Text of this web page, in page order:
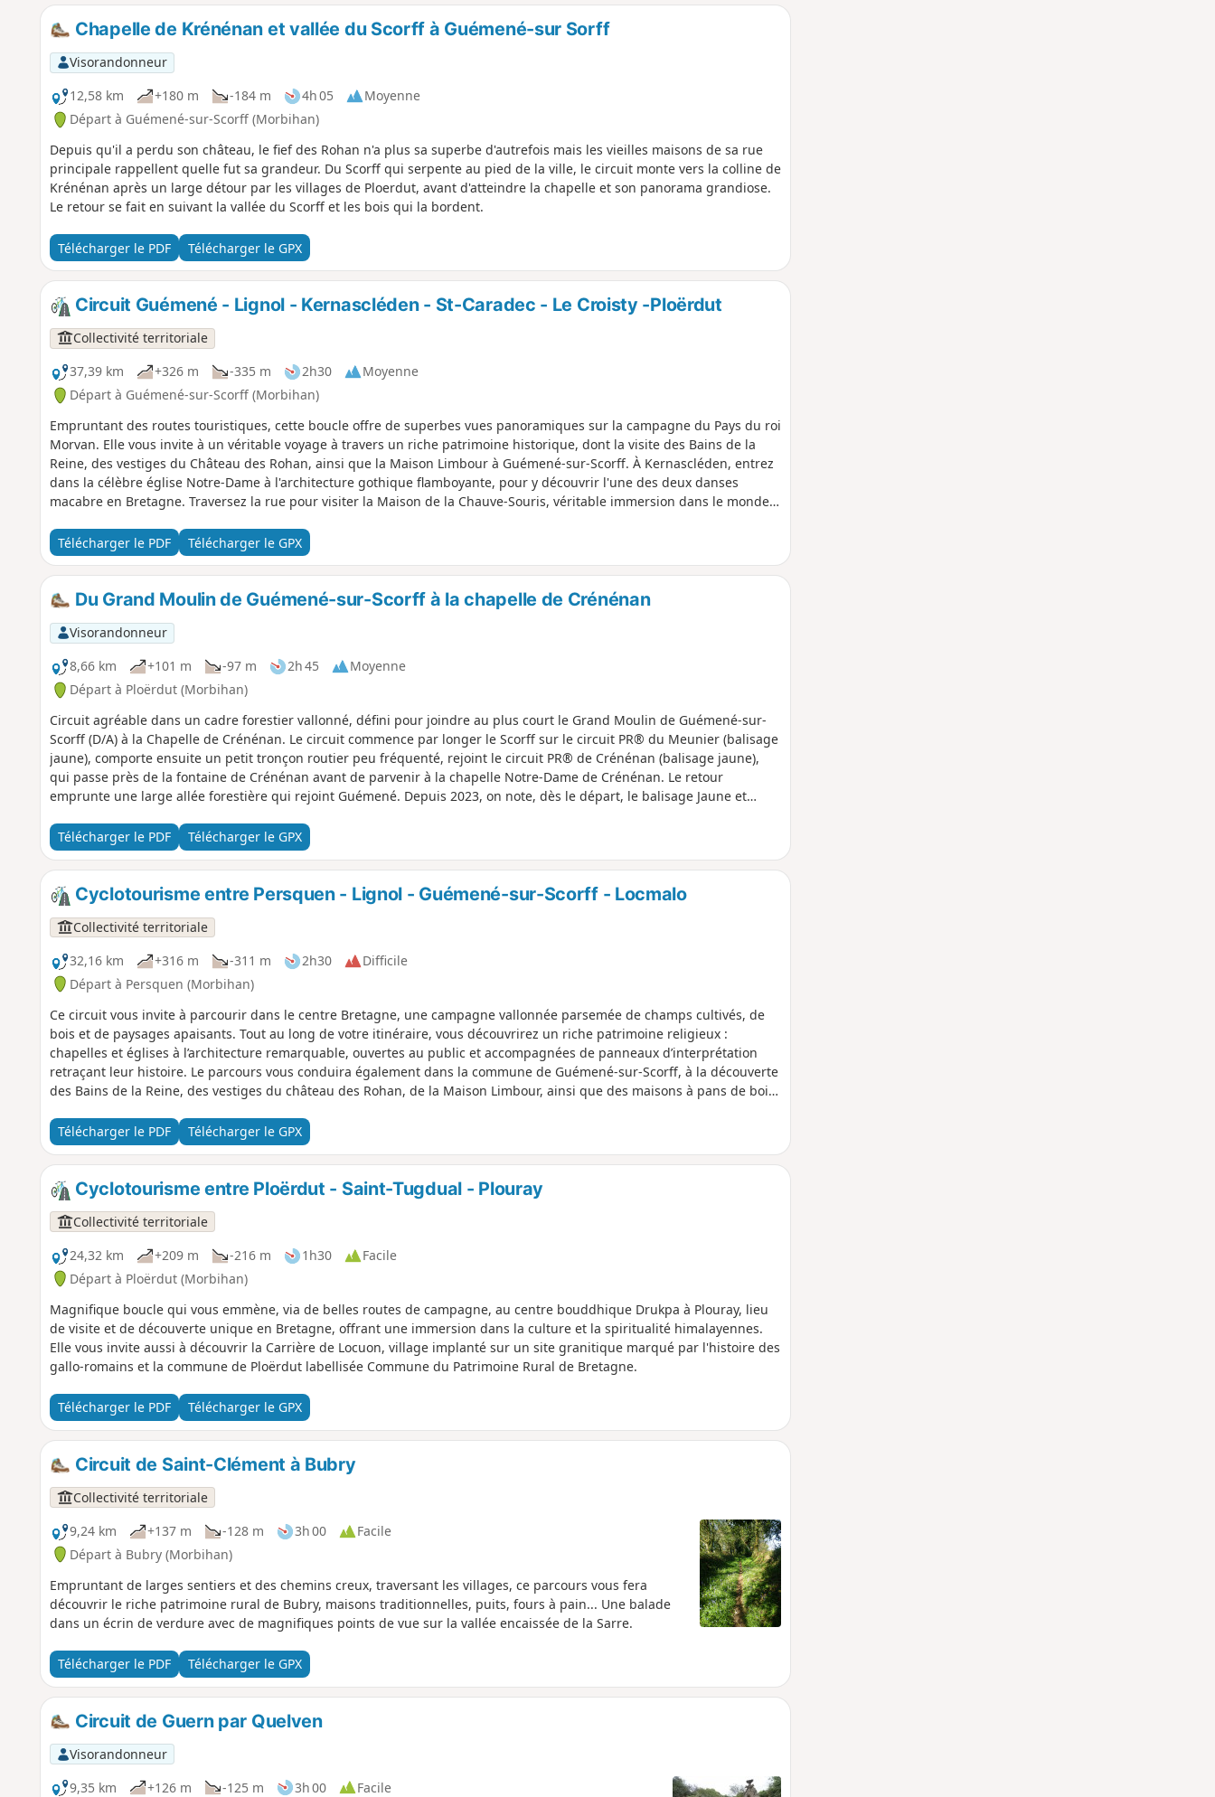
Chapelle de Krénénan et vallée du Scorff à Guémené-sur Sorff
Visorandonneur
12,58 km
+180 m -184 m 4h 05
Moyenne
Départ à Guémené-sur-Scorff (Morbihan)
Depuis qu'il a perdu son château, le fief des Rohan n'a plus sa superbe d'autrefois mais les vieilles maisons de sa rue
principale rappellent quelle fut sa grandeur. Du Scorff qui serpente au pied de la ville, le circuit monte vers la colline de
Krénénan après un large détour par les villages de Ploerdut, avant d'atteindre la chapelle et son panorama grandiose.
Le retour se fait en suivant la vallée du Scorff et les bois qui la bordent.
Télécharger le PDF Télécharger le GPX
Circuit Guémené - Lignol - Kernascléden - St-Caradec - Le Croisty -Ploërdut
Collectivité territoriale
37,39 km
+326 m -335 m 2h30
Moyenne
Départ à Guémené-sur-Scorff (Morbihan)
Empruntant des routes touristiques, cette boucle offre de superbes vues panoramiques sur la campagne du Pays du roi
Morvan. Elle vous invite à un véritable voyage à travers un riche patrimoine historique, dont la visite des Bains de la
Reine, des vestiges du Château des Rohan, ainsi que la Maison Limbour à Guémené-sur-Scorff. À Kernascléden, entrez
dans la célèbre église Notre-Dame à l'architecture gothique flamboyante, pour y découvrir l'une des deux danses
macabre en Bretagne. Traversez la rue pour visiter la Maison de la Chauve-Souris, véritable immersion dans le monde
Communauté est adaptée au vélo à assistance électrique (VAE) ou au vélo tout chemin (VTC).Boucle avec parfois
d'importants dénivelés sur de longues distances, ce qui la rend plus idéale pour un public sportif.
Télécharger le PDF Télécharger le GPX
Du Grand Moulin de Guémené-sur-Scorff à la chapelle de Crénénan
Visorandonneur
8,66 km
+101 m -97 m 2h 45
Moyenne
Départ à Ploërdut (Morbihan)
Circuit agréable dans un cadre forestier vallonné, défini pour joindre au plus court le Grand Moulin de Guémené-sur-
Scorff (D/A) à la Chapelle de Crénénan. Le circuit commence par longer le Scorff sur le circuit PR® du Meunier (balisage
jaune), comporte ensuite un petit tronçon routier peu fréquenté, rejoint le circuit PR® de Crénénan (balisage jaune),
qui passe près de la fontaine de Crénénan avant de parvenir à la chapelle Notre-Dame de Crénénan. Le retour
emprunte une large allée forestière qui rejoint Guémené. Depuis 2023, on note, dès le départ, le balisage Jaune et
sans GPS. Les quatre points d'intérêt du circuit sont : le Grand Moulin (point de départ), le moulin Nicol, la fontaine et la
chapelle de Crénénan
Télécharger le PDF Télécharger le GPX
Cyclotourisme entre Persquen - Lignol - Guémené-sur-Scorff - Locmalo
Collectivité territoriale
32,16 km
+316 m -311 m 2h30
Difficile
Départ à Persquen (Morbihan)
Ce circuit vous invite à parcourir dans le centre Bretagne, une campagne vallonnée parsemée de champs cultivés, de
bois et de paysages apaisants. Tout au long de votre itinéraire, vous découvrirez un riche patrimoine religieux :
chapelles et églises à l’architecture remarquable, ouvertes au public et accompagnées de panneaux d’interprétation
retraçant leur histoire. Le parcours vous conduira également dans la commune de Guémené-sur-Scorff, à la découverte
des Bains de la Reine, des vestiges du château des Rohan, de la Maison Limbour, ainsi que des maisons à pans de bois.
culturelle et naturelle.
Télécharger le PDF Télécharger le GPX
Cyclotourisme entre Ploërdut - Saint-Tugdual - Plouray
Collectivité territoriale
24,32 km
+209 m -216 m 1h30
Facile
Départ à Ploërdut (Morbihan)
Magnifique boucle qui vous emmène, via de belles routes de campagne, au centre bouddhique Drukpa à Plouray, lieu
de visite et de découverte unique en Bretagne, offrant une immersion dans la culture et la spiritualité himalayennes.
Elle vous invite aussi à découvrir la Carrière de Locuon, village implanté sur un site granitique marqué par l'histoire des
gallo-romains et la commune de Ploërdut labellisée Commune du Patrimoine Rural de Bretagne.
Télécharger le PDF Télécharger le GPX
Circuit de Saint-Clément à Bubry
Collectivité territoriale
9,24 km
+137 m -128 m 3h 00
Facile
Départ à Bubry (Morbihan)
Empruntant de larges sentiers et des chemins creux, traversant les villages, ce parcours vous fera
découvrir le riche patrimoine rural de Bubry, maisons traditionnelles, puits, fours à pain... Une balade
dans un écrin de verdure avec de magnifiques points de vue sur la vallée encaissée de la Sarre.
Télécharger le PDF Télécharger le GPX
Circuit de Guern par Quelven
Visorandonneur
9,35 km
+126 m -125 m 3h 00
Facile